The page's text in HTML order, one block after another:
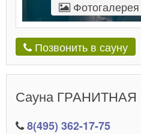
Фотогалерея
Позвонить в сауну
Сауна ГРАНИТНАЯ
8(495) 362-17-75